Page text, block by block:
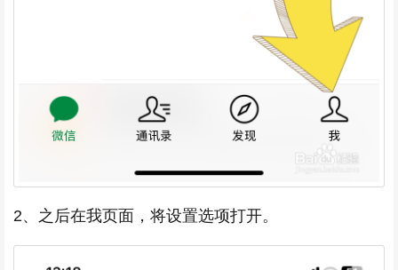
2、之后在我页面，将设置选项打开。